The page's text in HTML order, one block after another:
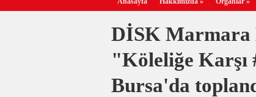
DİSK Marmara
"Köleliğe Karşı
Bursa'da